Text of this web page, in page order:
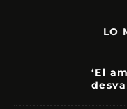
LO
‘El